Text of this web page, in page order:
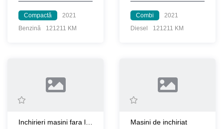
Compactă
2021
Benzină
121211 KM
Combi
2021
Diesel
121211 KM
Masini de inchiriat